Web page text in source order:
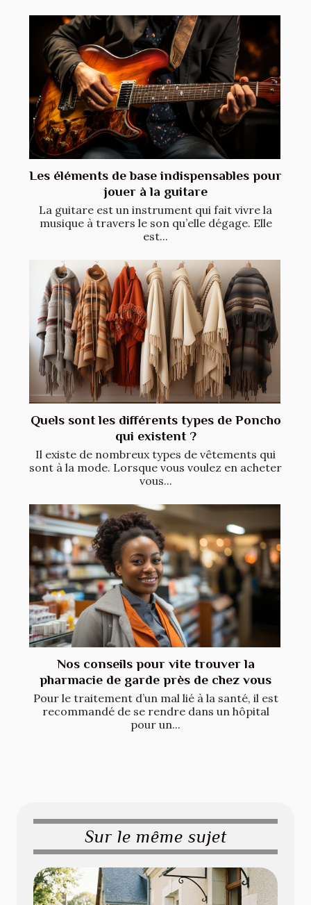
Les éléments de base indispensables pour
jouer à la guitare
La guitare est un instrument qui fait vivre la
musique à travers le son qu’elle dégage. Elle
est...
Quels sont les différents types de Poncho
qui existent ?
Il existe de nombreux types de vêtements qui
sont à la mode. Lorsque vous voulez en acheter
vous...
Nos conseils pour vite trouver la
pharmacie de garde près de chez vous
Pour le traitement d’un mal lié à la santé, il est
recommandé de se rendre dans un hôpital
pour un...
Sur le même sujet